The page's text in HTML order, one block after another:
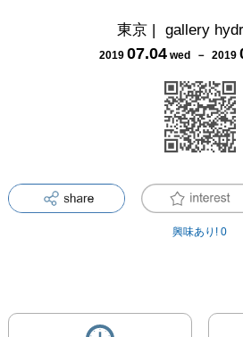
東京| gallery
2019 07.04 wed － 2019
興味あり! 0